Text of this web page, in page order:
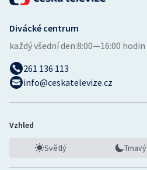
Divácké centrum
každý všední den:8:00—16:00 hodin
261 136 113
info@ceskatelevize.cz
Vzhled
Světlý Tmavý